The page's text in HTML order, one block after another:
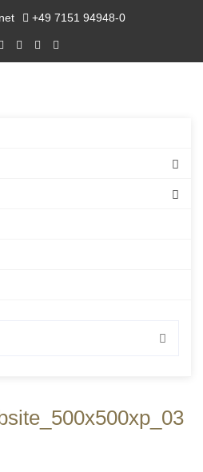
+49 7151 94948-0